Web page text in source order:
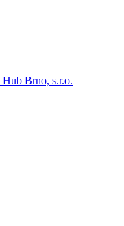
Brno, s.r.o.